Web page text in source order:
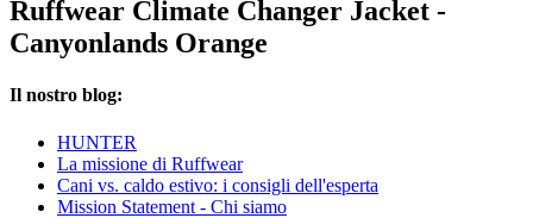
Ruffwear Climate Changer Jacket -
Canyonlands Orange
Il nostro blog:
HUNTER
La missione di Ruffwear
Cani vs. caldo estivo: i consigli dell'esperta
Mission Statement - Chi siamo